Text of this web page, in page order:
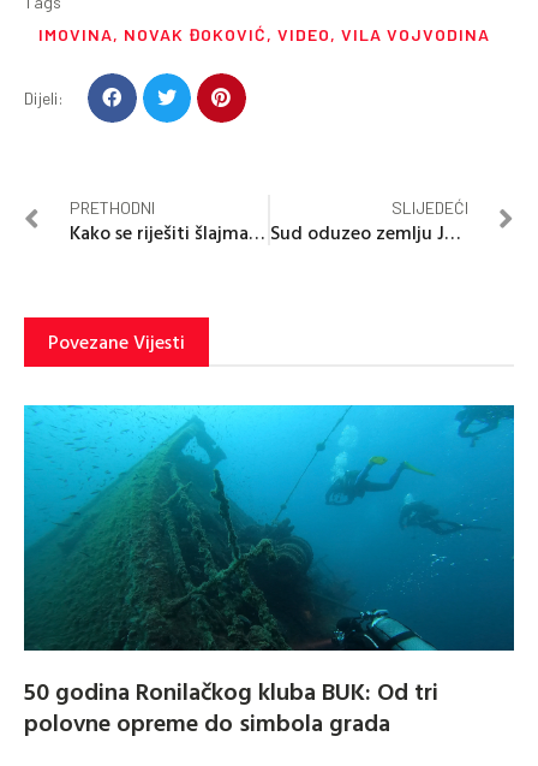
IMOVINA, NOVAK ĐOKOVIĆ, VIDEO, VILA VOJVODINA
Dijeli:
PRETHODNI
Kako se riješiti šlajma iz pluća?
SLIJEDEĆI
Sud oduzeo zemlju Jugoslaviji
Povezane Vijesti
50 godina Ronilačkog kluba BUK: Od tri
polovne opreme do simbola grada